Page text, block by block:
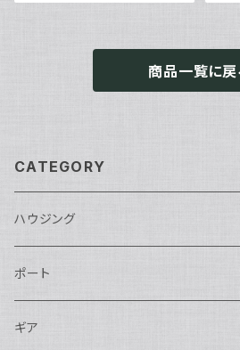
商品一覧に戻
CATEGORY
ハウジング
Nikon用
Nauticam
Canon用
ポート
Nauticam
ギア